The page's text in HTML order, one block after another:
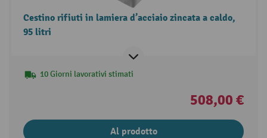
Cestino rifiuti in lamiera d’acciaio zincata a caldo,
95 litri
10 Giorni lavorativi stimati
508,00 €
Al prodotto